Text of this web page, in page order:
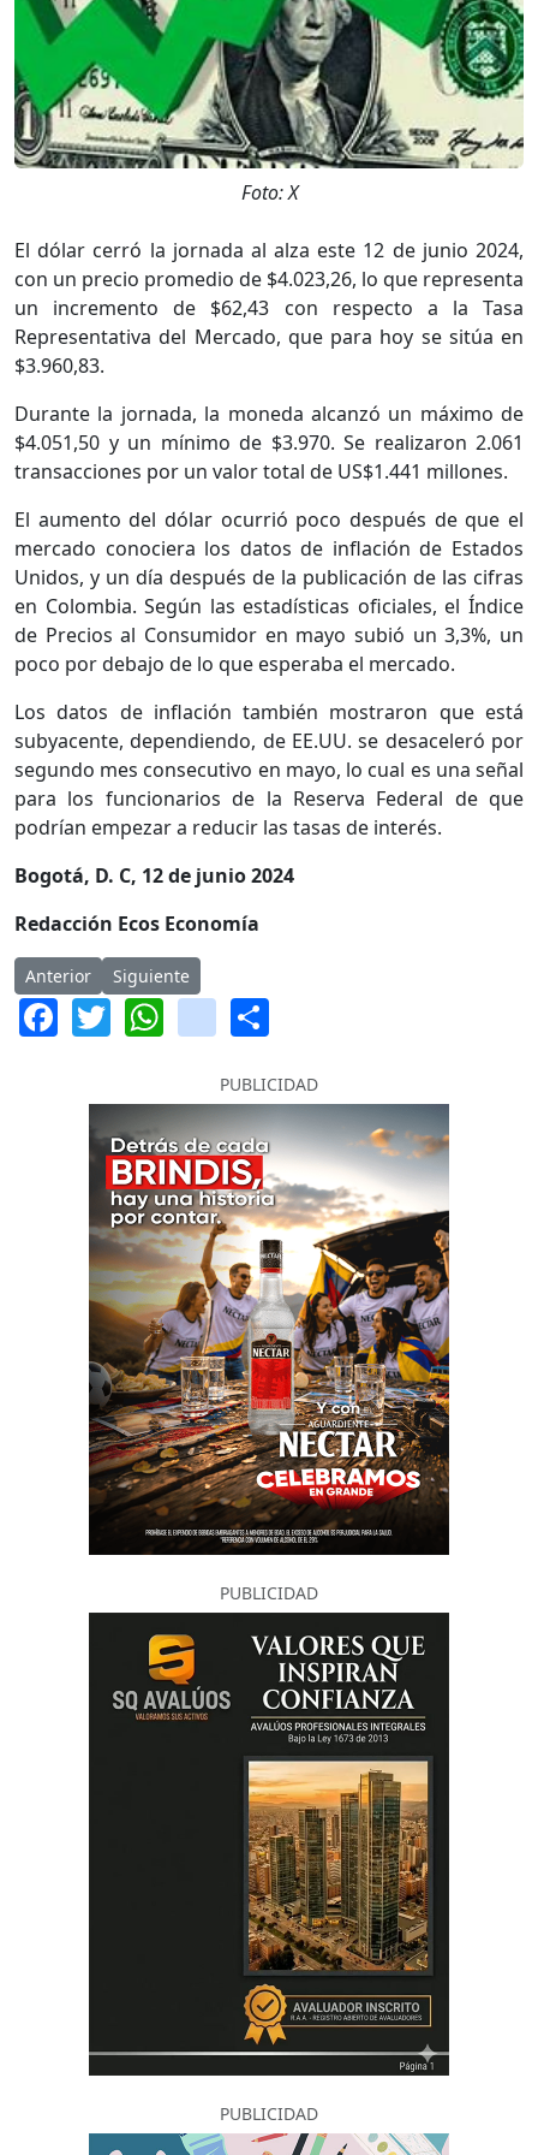
Foto: X
El dólar cerró la jornada al alza este 12 de junio 2024,
con un precio promedio de $4.023,26, lo que representa
un incremento de $62,43 con respecto a la Tasa
Representativa del Mercado, que para hoy se sitúa en
$3.960,83.
Durante la jornada, la moneda alcanzó un máximo de
$4.051,50 y un mínimo de $3.970. Se realizaron 2.061
transacciones por un valor total de US$1.441 millones.
El aumento del dólar ocurrió poco después de que el
mercado conociera los datos de inflación de Estados
Unidos, y un día después de la publicación de las cifras
en Colombia. Según las estadísticas oficiales, el Índice
de Precios al Consumidor en mayo subió un 3,3%, un
poco por debajo de lo que esperaba el mercado.
Los datos de inflación también mostraron que está
subyacente, dependiendo, de EE.UU. se desaceleró por
segundo mes consecutivo en mayo, lo cual es una señal
para los funcionarios de la Reserva Federal de que
podrían empezar a reducir las tasas de interés.
Bogotá, D. C, 12 de junio 2024
Redacción Ecos Economía
Artículo anterior: Reforma laboral se salva y sigue su trámite
Anterior Artículo siguiente: Congreso aprueba en primer
Siguiente
Facebook
Twitter
WhatsApp
instagram
PUBLICIDAD
PUBLICIDAD
PUBLICIDAD